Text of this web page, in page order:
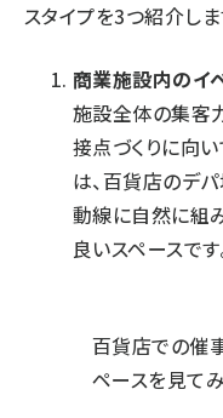
スタイプを3つ紹介しま
商業施設内のイ
施設全体の集客
接点づくりに向
は、百貨店のデ
動線に自然に組
良いスペースです
百貨店での催
ペースを見て